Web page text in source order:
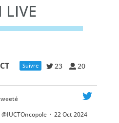
LIVE
Suivre 23 20
@IUCTOncopole · 22 Oct 2024